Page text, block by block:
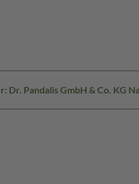
Dr. Pandalis GmbH & Co. KG